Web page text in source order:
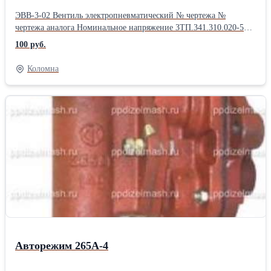
ЭВВ-3-02 Вентиль электропневматический № чертежа №
чертежа аналога Номинальное напряжение 3ТП.341.310.020-5
6ТС.295.003-02 110 В Номинальное давление сжатого воздуха
0,675 МПа Площадь прохода воздуха впускного 20 мм. кв.
выпускного 9 мм. кв. Потребляемая мощность (не более) 15 Вт
ООО «ПП Дизельмаш» работает на рынке железнодорожной
продукции. Основное направление фирмы – комплексная
поставка железнодорожного оборудования, а также капитальный
ремонт маневровых тепловозов серии ТГМ, ТЭМ. ООО «ПП
Дизельмаш» имеет возможность проводить ремонт тепловозов и
дизелей в заводских условиях, а также силами выездной
бригады по месту приписки тепловоза.
100 руб.
Коломна
Авторежим 265А-4